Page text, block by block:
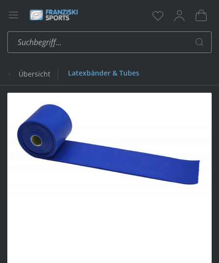
Übersicht Latexbänder & Tubes